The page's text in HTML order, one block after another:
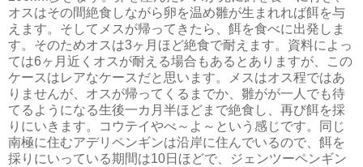
オスはその間絶食しながら卵を温め雛が生まれれば餌を与
えます。そしてメスが帰ってきたら、餌を食べに出発しま
す。そのためオスは3ヶ月ほど絶食で耐えます。資料によっ
ては6ヶ月近くオスが耐える場合もあるとありますが、この
ケースはレアなケースだと思います。メスはオス程ではあ
りませんが、オスが帰ってくるまでか、雛がが一人でも待
てるようになる生後一カ月半ほどまで絶食し、再び餌を採
りにいきます。コウテイやべ～よ～という感じです。同じ
南極に住むアデリペンギンは沿岸に住んでいるので、餌を
採りにいっている期間は10日ほどで、ジェンツーペンギン